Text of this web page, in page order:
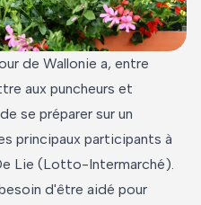
de Wallonie a, entre
aux puncheurs et
se préparer sur un
principaux participants à
Lie (Lotto-Intermarché).
d'être aidé pour